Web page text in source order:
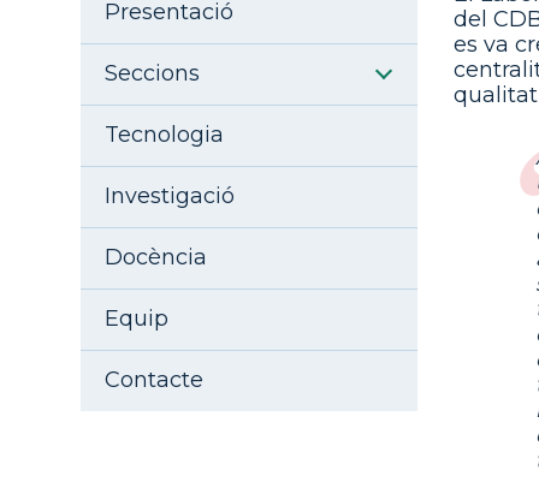
Presentació
Seccions
Tecnologia
Investigació
Docència
Equip
Contacte
del
es va